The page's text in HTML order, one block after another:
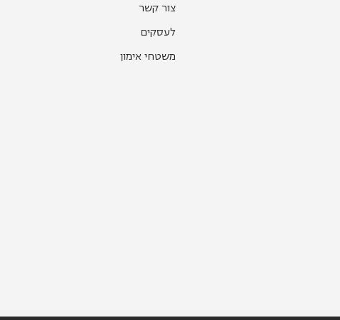
צור קשר
לעסקים
משטחי אימון